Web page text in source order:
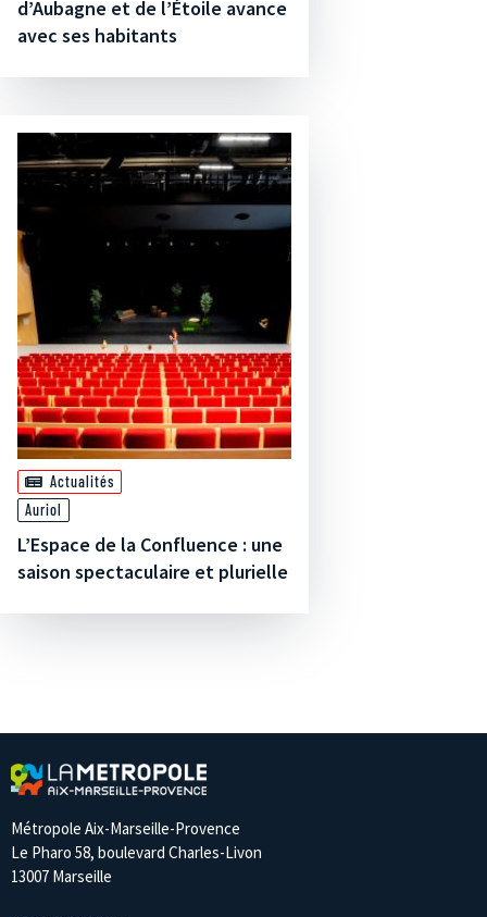
d’Aubagne et de l’Étoile avance
avec ses habitants
Actualités
Auriol
L’Espace de la Confluence : une
saison spectaculaire et plurielle
Métropole Aix-Marseille-Provence
Le Pharo 58, boulevard Charles-Livon
13007 Marseille